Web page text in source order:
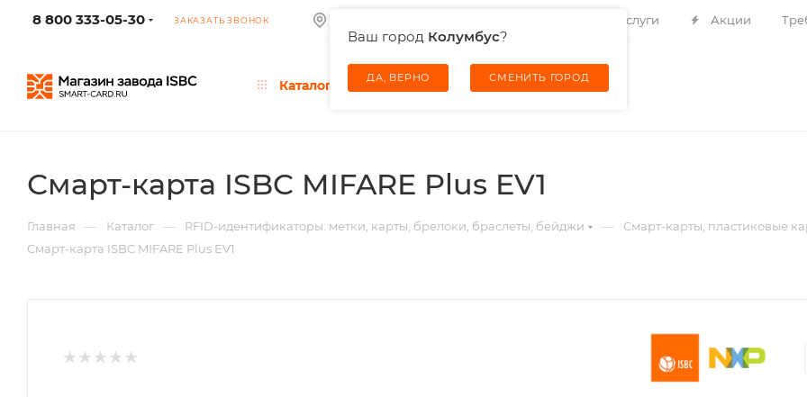
8 800 333-05-30 ЗАКАЗАТЬ ЗВОНОК
Ваш город Колумбус?
ДА, ВЕРНО СМЕНИТЬ ГОРОД
Услуги Акции
Каталог
Смарт-карта ISBC MIFARE Plus EV1
Главная — Каталог — RFID-идентификаторы: метки, карты, брелоки, браслеты, бейджи — Смарт-карты, пластиковые
Смарт-карта ISBC MIFARE Plus EV1